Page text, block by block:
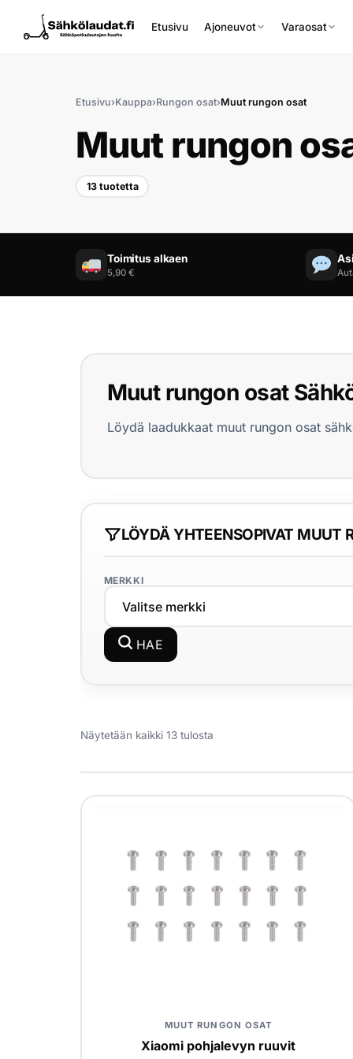
Etusivu Ajoneuvot Varaosat
Lisävarusteet
Etusivu›Kauppa›Rungon osat›Muut rungon osat
Muut rungon
13 tuotetta
Toimitus alkaen
5,90 €
Muut rungon osat
Löydä laadukkaat muut rungon osat
LÖYDÄ YHTEENSOPIVAT MUUT
MERKKI
HAE
Näytetään kaikki 13 tulosta
MUUT RUNGON OSAT
Xiaomi pohjalevyn ruuvit